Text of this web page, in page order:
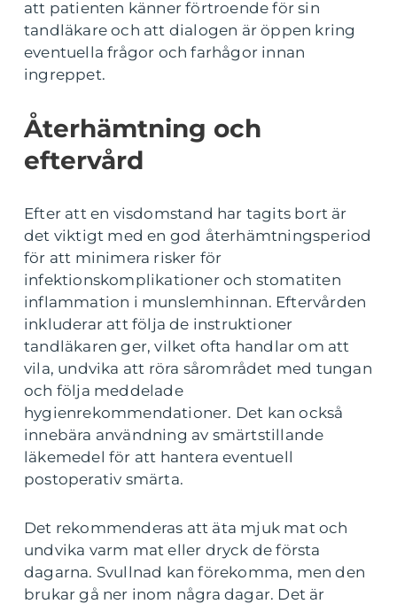
att patienten känner förtroende för sin
tandläkare och att dialogen är öppen kring
eventuella frågor och farhågor innan
ingreppet.
Återhämtning och
eftervård
Efter att en visdomstand har tagits bort är
det viktigt med en god återhämtningsperiod
för att minimera risker för
infektionskomplikationer och stomatiten
inflammation i munslemhinnan. Eftervården
inkluderar att följa de instruktioner
tandläkaren ger, vilket ofta handlar om att
vila, undvika att röra sårområdet med tungan
och följa meddelade
hygienrekommendationer. Det kan också
innebära användning av smärtstillande
läkemedel för att hantera eventuell
postoperativ smärta.
Det rekommenderas att äta mjuk mat och
undvika varm mat eller dryck de första
dagarna. Svullnad kan förekomma, men den
brukar gå ner inom några dagar. Det är